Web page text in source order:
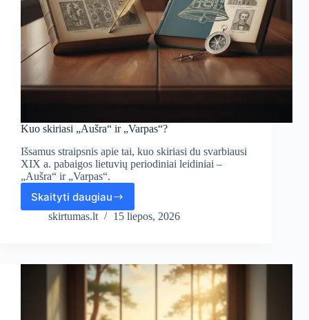
Kuo skiriasi „Aušra“ ir „Varpas“?
Išsamus straipsnis apie tai, kuo skiriasi du svarbiausi
XIX a. pabaigos lietuvių periodiniai leidiniai –
„Aušra“ ir „Varpas“.
Skaityti daugiau
Kuo
skiriasi
skirtumas.lt 15 liepos, 2026